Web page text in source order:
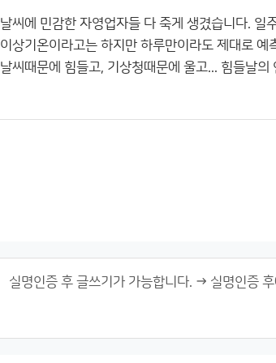
날씨에 민감한 자영업자들 다 죽게 생겼습니다. 일
이상기온이라고는 하지만 하루만이라도 제대로 예
날씨때문에 힘들고, 기상청때문에 울고... 힘들날의